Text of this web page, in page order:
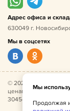
Адрес офиса и
630049 г.
Мы в соцсетях
© 2026 Нафаня —
ценам
304541027500052.
Мы
Продолжая